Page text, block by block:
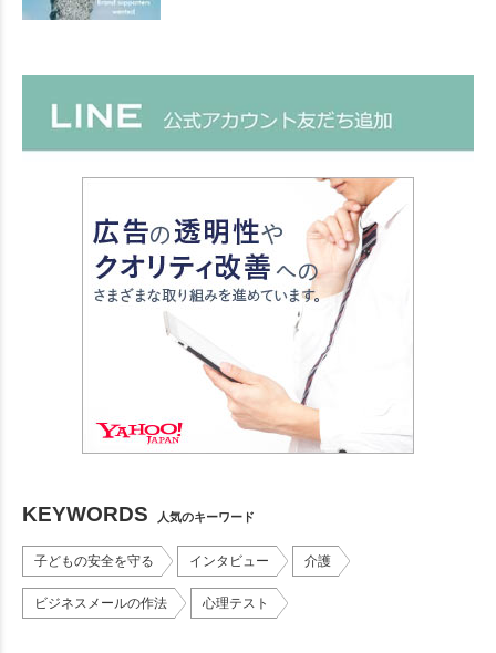
KEYWORDS 人気のキーワード
子どもの安全を守る インタビュー 介護
ビジネスメールの作法 心理テスト